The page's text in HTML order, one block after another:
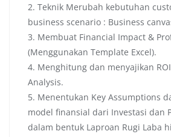
2. Teknik Merubah kebutuhan
business scenario : Business
3. Membuat Financial Impact &
(Menggunakan Template Excel).
4. Menghitung dan menyajikan
Analysis.
5. Menentukan Key Assumptions
model finansial dari Investasi dan
dalam bentuk Laproan Rugi Laba